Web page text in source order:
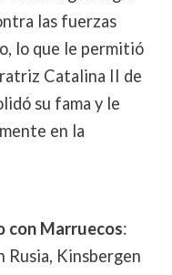
las fuerzas
lo que le permitió
Catalina II de
su fama y le
en la
con Marruecos:
Rusia, Kinsbergen